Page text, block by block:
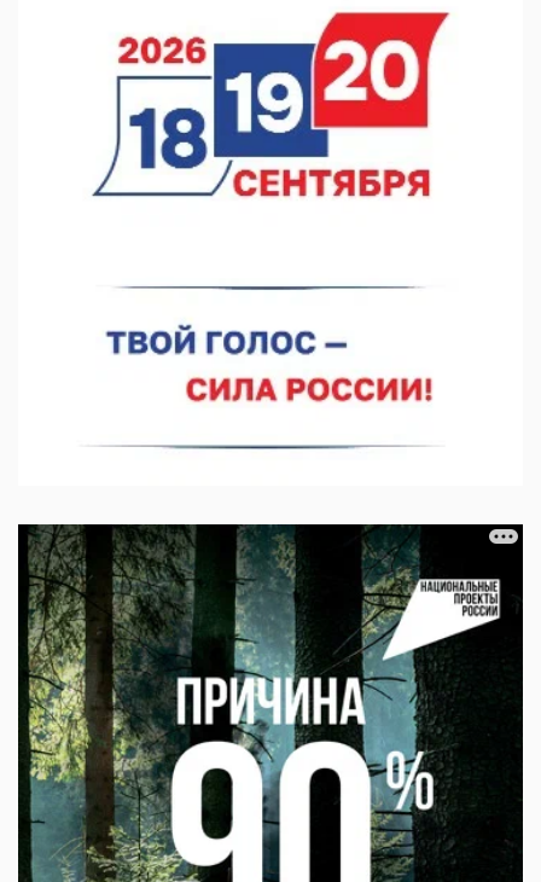
07.08.2026 12:04
В Нижегородской области созданы четыре ММЦ
07.08.2026 11:46